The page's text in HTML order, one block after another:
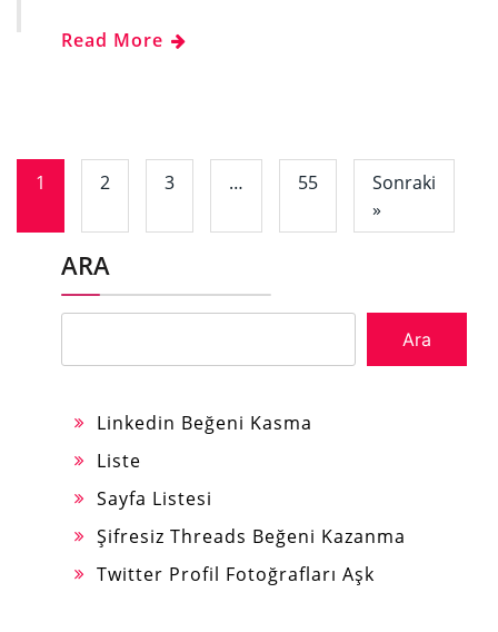
Read More
1 2 3 … 55
Sonraki
»
ARA
Ara
Linkedin Beğeni Kasma
Liste
Sayfa Listesi
Şifresiz Threads Beğeni Kazanma
Twitter Profil Fotoğrafları Aşk